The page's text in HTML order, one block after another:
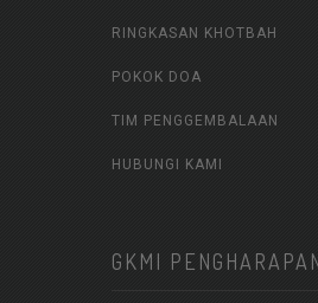
RINGKASAN KHOTBAH
POKOK DOA
TIM PENGGEMBALAAN
HUBUNGI KAMI
GKMI